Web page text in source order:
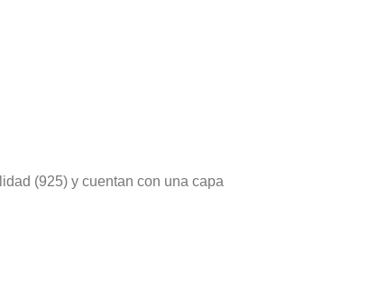
(925) y cuentan con una capa